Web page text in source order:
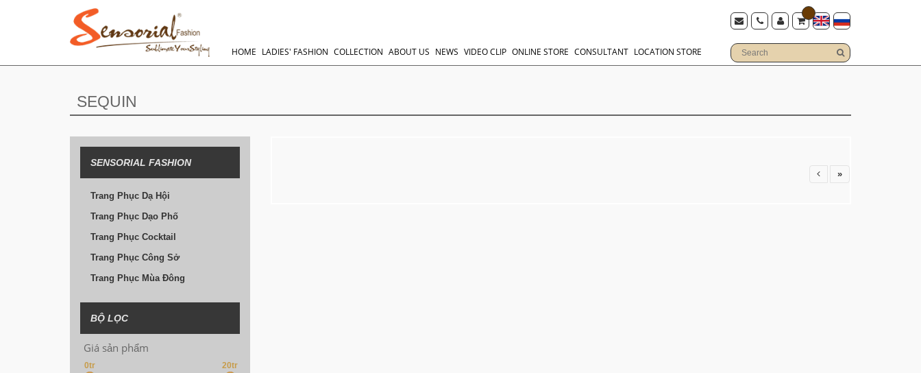
HOME LADIES' FASHION COLLECTION ABOUT US NEWS VIDEO CLIP ONLINE STORE CONSULTANT LOCATION STORE
SEQUIN
»
SENSORIAL FASHION
Trang Phục Dạ Hội
Trang Phục Dạo Phố
Trang Phục Cocktail
Trang Phục Công Sở
Trang Phục Mùa Đông
BỘ LỌC
Giá sản phẩm
0tr 20tr